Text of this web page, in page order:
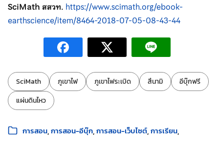
SciMath สสวท. https://www.scimath.org/ebook-
earthscience/item/8464-2018-07-05-08-43-44
ป้ายกำกับ:
SciMath ภูเขาไฟ ภูเขาไฟระเบิด สึนามิ
อีบุ๊กฟรี
แผ่นดินไหว
หมวดหมู่:
การสอน การสอน-อีบุ๊ก การสอน-เว็บไซต์ การเรียน